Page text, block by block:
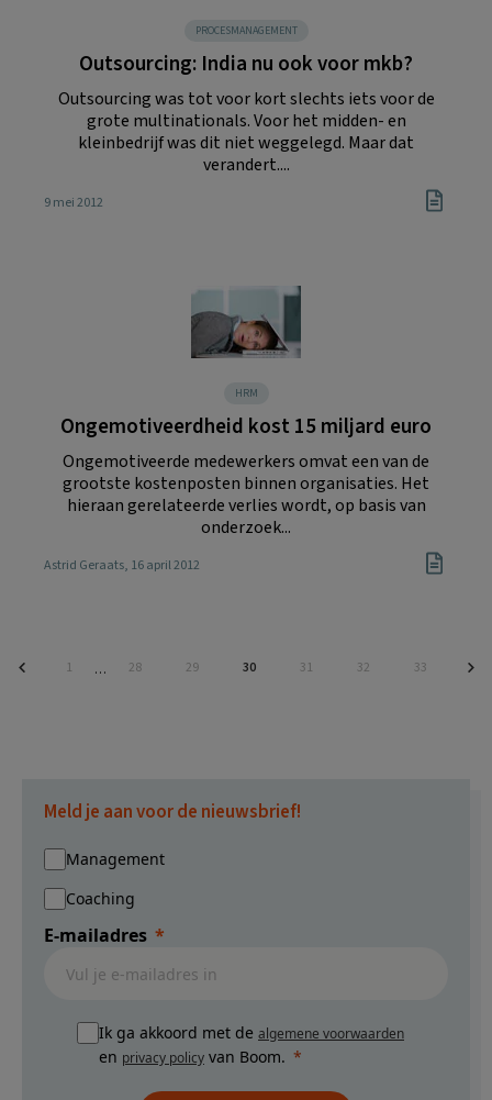
PROCESMANAGEMENT
Outsourcing: India nu ook voor mkb?
Outsourcing was tot voor kort slechts iets voor de
grote multinationals. Voor het midden- en
kleinbedrijf was dit niet weggelegd. Maar dat
verandert....
9 mei 2012
HRM
Ongemotiveerdheid kost 15 miljard euro
Ongemotiveerde medewerkers omvat een van de
grootste kostenposten binnen organisaties. Het
hieraan gerelateerde verlies wordt, op basis van
onderzoek...
Astrid Geraats, 16 april 2012
Pagina
1
Interim
… Pagina
28 Pagina
29 Pagina
30 Pagina
31 Pagina
32 Pagina
33
Meld je aan voor de nieuwsbrief!
Management
Coaching
E-mailadres
Ik ga akkoord met de algemene voorwaarden
en privacy policy van Boom.